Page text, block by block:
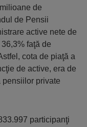
de
de Pensii
active nete de
faţă de
cota de piaţă a
de active, era de
pensiilor private
participanţi